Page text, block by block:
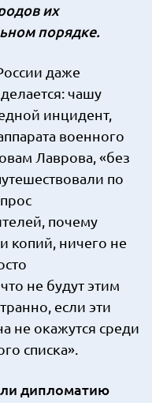
их
порядке.
даже
чашу
инцидент,
военного
Лаврова, «без
по
почему
копий, ничего не
не будут этим
если эти
не окажутся среди
списка».
дипломатию